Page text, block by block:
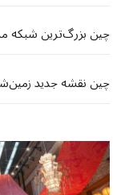
چین بزرگ‌ترین شبکه
چین نقشه جدید